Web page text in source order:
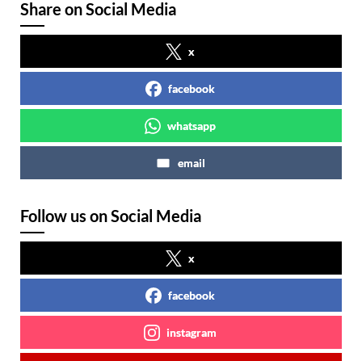
Share on Social Media
x
facebook
whatsapp
email
Follow us on Social Media
x
facebook
instagram